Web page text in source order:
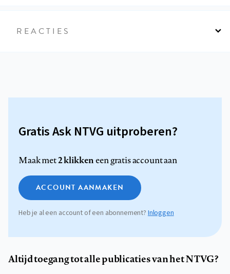
REACTIES
Gratis Ask NTVG uitproberen?
Maak met2 klikkeneen gratis account aan
ACCOUNT AANMAKEN
Heb je al een account of een abonnement?Inloggen
Altijd toegang tot alle publicaties van het NTVG?